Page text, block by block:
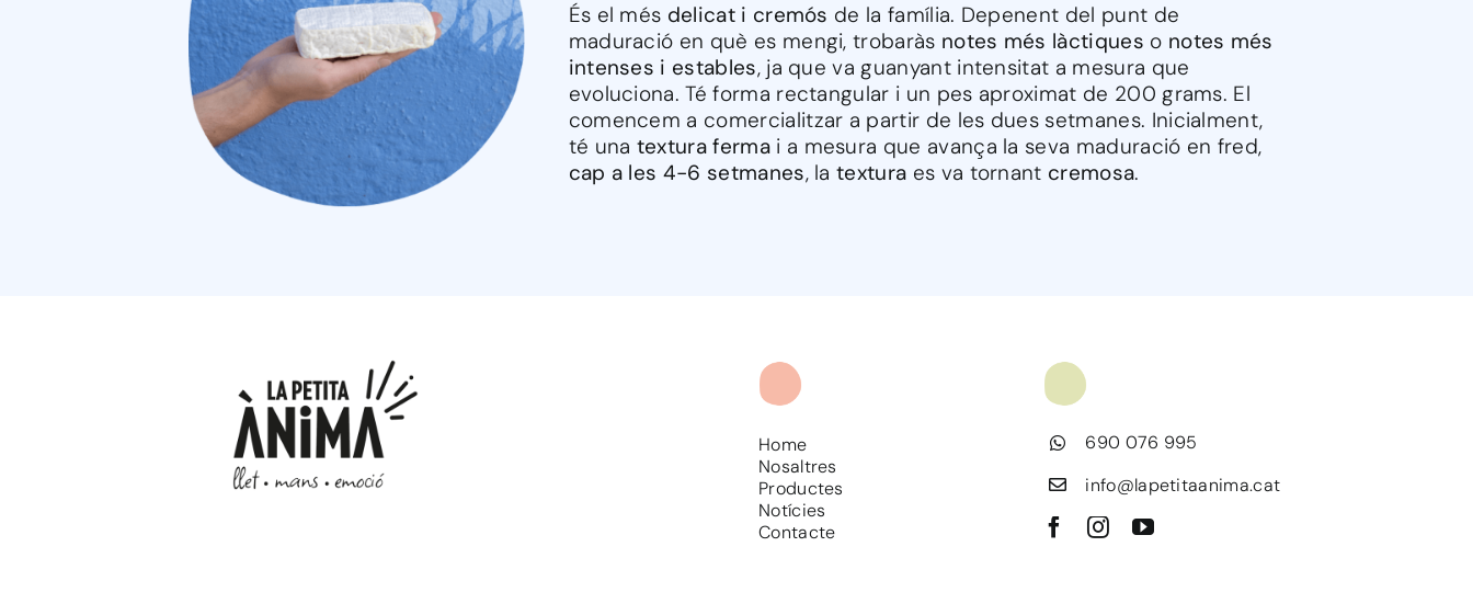
És el més delicat i cremós de la família. Depenent del punt de
maduració en què es mengi, trobaràs notes més làctiques o notes més
intenses i estables, ja que va guanyant intensitat a mesura que
evoluciona. Té forma rectangular i un pes aproximat de 200 grams. El
comencem a comercialitzar a partir de les dues setmanes. Inicialment,
té una textura fermai a mesura que avança la seva maduració en fred,
cap a les 4-6 setmanes, latextura es va tornant cremosa.
Home
Nosaltres
Productes
Notícies
Contacte
690 076 995
info@lapetitaanima.cat